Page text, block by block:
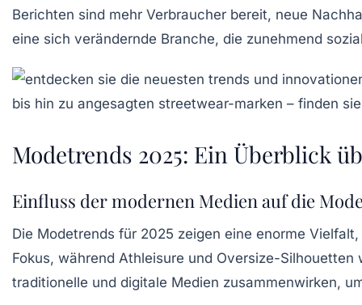
Berichten sind mehr Verbraucher bereit, neue
eine sich verändernde Branche, die zunehmend
Modetrends 2025: Ein Überblick
Einfluss der modernen Medien auf die
Die Modetrends für 2025 zeigen eine enorme
Fokus, während Athleisure und Oversize-Silhouetten
traditionelle und digitale Medien zusammenwirken,